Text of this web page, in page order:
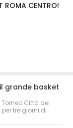
ROMA CENTRO!
grande basket
Città dei
tre giorni di